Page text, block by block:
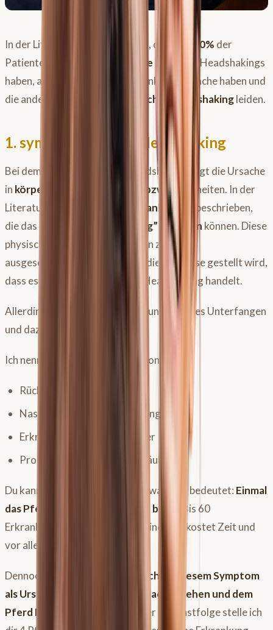
In der Literatur wird angegeben, dass nur 10% der
Patienten eine
symptomatische Form
des Headshakings
haben, also eine körperliche Krankheitsursache haben und
die anderen
idiopathischen Headshakingleiden.
1. symptomatisches Headshaking
Bei dem symptomatischen Headshaking liegt die Ursache
in körperlichen Beschwerden bzw.Krankheiten. In der
Literatur sind ungefähr
60 Erkrankungen
beschrieben,
die das “
Symptom Headshaking” auslösen können. Diese
physischen Erkrankungen sollten zunächst
ausgeschlossen werden, bevor die Diagnose gestellt wird,
dass es sich um idiopathisches Headshaking handelt.
Allerdings ist das ist ein nahezu unmögliches Unterfangen
und dazu auch noch sehr teuer!
Ich nenne dir hier mal einige davon:
Rückenschmerzen,
Nasennebenhöhlenvereiterung,
Erkrankungen der Zähne oder
Probleme in der Halswirbelsäule
Du kannst dir sicherlich denken, was dies bedeutet: Einmal
das Pferd auf den Kopf stellen bitte!
Bis 60
Erkrankungen ausgeschlossen sind, das kostet Zeit und
vor allem Geld.
Dennoch ist es natürlich s
ehr wichtig, diesem Symptom
als Ursache einer Erkrankung nachzugehen und dem
Pferd Leiden zu ersparen
. In der Podcastfolge stelle ich